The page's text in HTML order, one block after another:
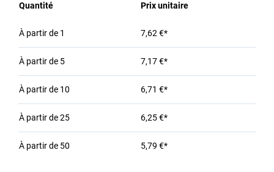
Quantité Prix unitaire
À partir de 1 7,62 €*
À partir de 5 7,17 €*
À partir de 10 6,71 €*
À partir de25 6,25 €*
À partir de 50 5,79 €*